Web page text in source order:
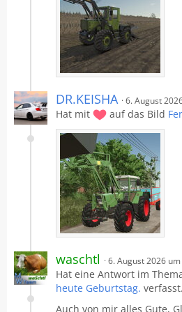
Aktiver Werden
Krifri99
21. Juni 2026 um 23:13
Okay werde ich machen
BadenBauer
21. Juni 2026 um
Das kann ich Dir leider
Krifri99 21. Juni 2026 um 22:57
Ah Okay Danke dir
Heißt
Bilder kommtentiert kann
antworten vorher , Oder
DR.KEISHA 6. August
Hat mit auf das Bild
waschtl 6. August 2026
Hat eine Antwort im
heute Geburtstag. verfasst.
Auch von mir alles Gute,